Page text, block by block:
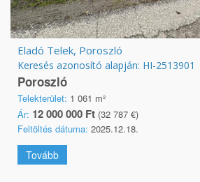
Eladó Telek, Poroszló
Keresés azonosító alapján: HI-2513901
Poroszló
Telekterület: 1 061 m²
Ár: 12 000 000 Ft (32 787 €)
Feltöltés dátuma: 2025.12.18.
Tovább